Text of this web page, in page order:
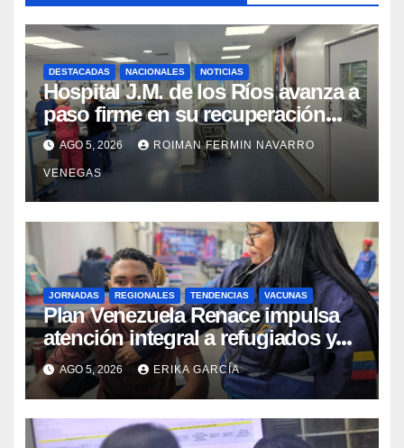
DESTACADAS NACIONALES NOTICIAS
Hospital J.M. de los Ríos avanza a
paso firme en su recuperación
tras los recientes eventos
sísmicos
AGO 5, 2026 ROIMAN FERMIN NAVARRO
VENEGAS
JORNADAS REGIONALES TENDENCIAS VACUNAS
​Plan Venezuela Renace impulsa
atención integral a refugiados y
evaluación de vacunación en
Aragua
AGO 5, 2026 ERIKA GARCÍA